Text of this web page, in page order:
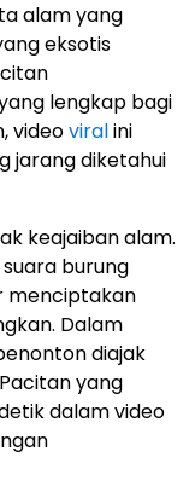
alam yang
eksotis
lengkap bagi
videoviralini
jarang diketahui
keajaiban alam.
burung
menciptakan
Dalam
diajak
yang
dalam video